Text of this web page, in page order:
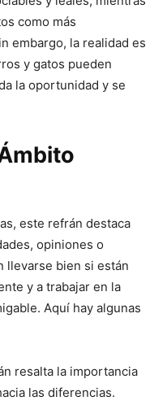
como más
embargo, la realidad es
y gatos pueden
la oportunidad y se
este refrán destaca
opiniones o
llevarse bien si están
y a trabajar en la
Aquí hay algunas
resalta la importancia
las diferencias.